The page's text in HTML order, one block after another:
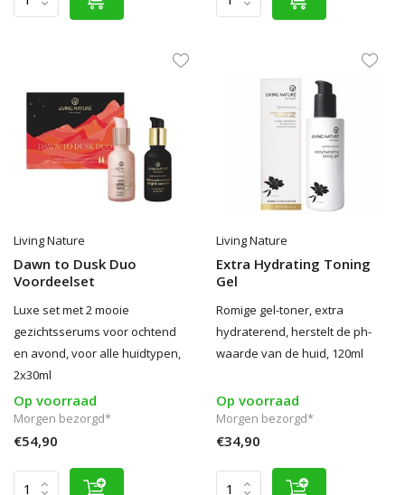
Living Nature
Dawn to Dusk Duo
Voordeelset
Luxe set met 2 mooie
gezichtsserums voor ochtend
en avond, voor alle huidtypen,
2x30ml
Op voorraad
Morgen bezorgd*
€54,90
Living Nature
Extra Hydrating Toning
Gel
Romige gel-toner, extra
hydraterend, herstelt de ph-
waarde van de huid, 120ml
Op voorraad
Morgen bezorgd*
€34,90